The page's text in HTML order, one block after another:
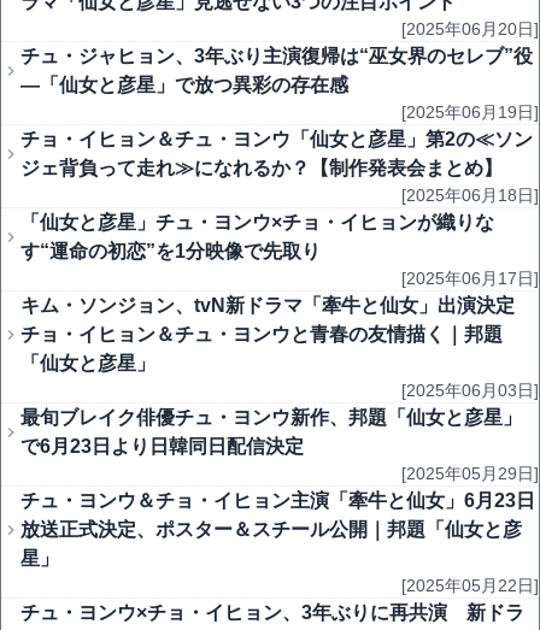
[2025年06月20日]
チュ・ジャヒョン、3年ぶり主演復帰は“巫女界のセレブ”役
―「仙女と彦星」で放つ異彩の存在感
[2025年06月19日]
チョ・イヒョン＆チュ・ヨンウ「仙女と彦星」第2の≪ソン
ジェ背負って走れ≫になれるか？【制作発表会まとめ】
[2025年06月18日]
「仙女と彦星」チュ・ヨンウ×チョ・イヒョンが織りな
す“運命の初恋”を1分映像で先取り
[2025年06月17日]
キム・ソンジョン、tvN新ドラマ「牽牛と仙女」出演決定
チョ・イヒョン＆チュ・ヨンウと青春の友情描く｜邦題
「仙女と彦星」
[2025年06月03日]
最旬ブレイク俳優チュ・ヨンウ新作、邦題「仙女と彦星」
で6月23日より日韓同日配信決定
[2025年05月29日]
チュ・ヨンウ＆チョ・イヒョン主演「牽牛と仙女」6月23日
放送正式決定、ポスター＆スチール公開｜邦題「仙女と彦
星」
[2025年05月22日]
チュ・ヨンウ×チョ・イヒョン、3年ぶりに再共演 新ドラ